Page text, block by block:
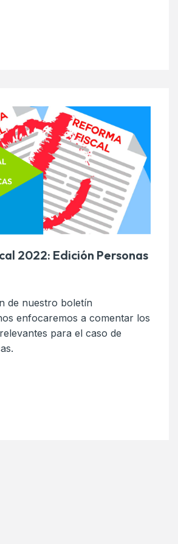
2022: Edición Personas
de nuestro boletín
enfocaremos a comentar los
para el caso de